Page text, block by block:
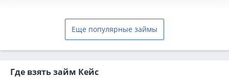
Еще популярные займы
Где взять займ Кейс